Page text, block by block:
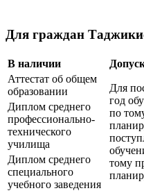
Для граждан
В наличии
Аттестат об общем
образовании
Для
год
по
тому
Диплом среднего
профессионально-
технического
училища
Диплом среднего
специального
учебного заведения